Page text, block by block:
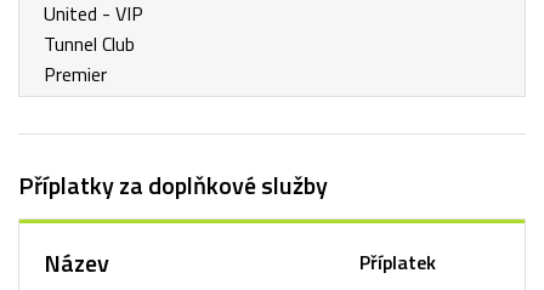
United - VIP
Tunnel Club
Premier
Příplatky za doplňkové služby
Název Příplatek